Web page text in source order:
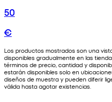
50
€
Los productos mostrados son una
disponibles gradualmente en las
términos de precio, cantidad y
estarán disponibles solo en
diseños de muestra y pueden diferir
válida hasta agotar existencias.